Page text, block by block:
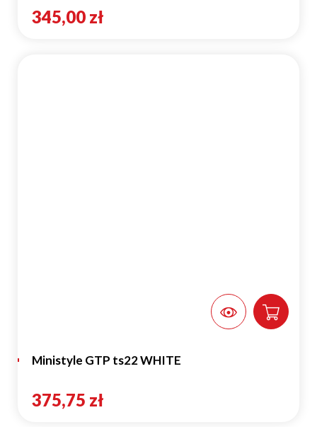
345,00 zł
Ministyle GTP ts22 WHITE
375,75 zł